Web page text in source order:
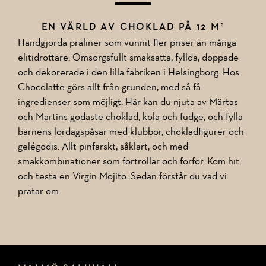
EN VÄRLD AV CHOKLAD PÅ 12 M 2
Handgjorda praliner som vunnit fler priser än många
elitidrottare. Omsorgsfullt smaksatta, fyllda, doppade
och dekorerade i den lilla fabriken i Helsingborg. Hos
Chocolatte görs allt från grunden, med så få
ingredienser som möjligt. Här kan du njuta av Märtas
och Martins godaste choklad, kola och fudge, och fylla
barnens lördagspåsar med klubbor, chokladfigurer och
gelégodis. Allt pinfärskt, såklart, och med
smakkombinationer som förtrollar och förför. Kom hit
och testa en Virgin Mojito. Sedan förstår du vad vi
pratar om.